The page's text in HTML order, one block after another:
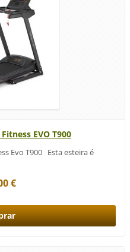
EVO T900
Evo T900 Esta esteira é
€